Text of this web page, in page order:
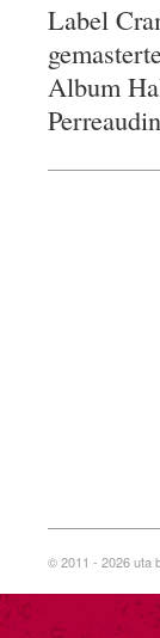
Label
Album
© 2011 - 2026 uta